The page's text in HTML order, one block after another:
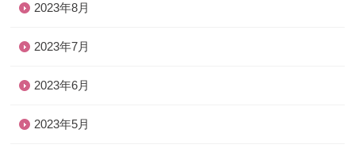
2023年8月
2023年7月
2023年6月
2023年5月